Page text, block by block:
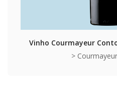
Vinho Courmayeur
>